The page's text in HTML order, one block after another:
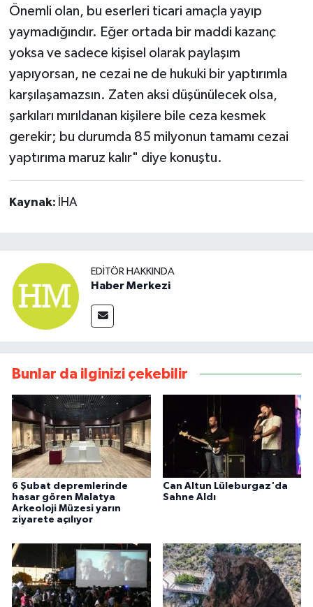
Önemli olan, bu eserleri ticari amaçla yayıp
yaymadığındır. Eğer ortada bir maddi kazanç
yoksa ve sadece kişisel olarak paylaşım
yapıyorsan, ne cezai ne de hukuki bir yaptırımla
karşılaşamazsın. Zaten aksi düşünülecek olsa,
şarkıları mırıldanan kişilere bile ceza kesmek
gerekir; bu durumda 85 milyonun tamamı cezai
yaptırıma maruz kalır" diye konuştu.
Kaynak: İHA
EDITÖR HAKKINDA
Haber Merkezi
Bunlar da ilginizi çekebilir
6 Şubat depremlerinde
hasar gören Malatya
Arkeoloji Müzesi yarın
ziyarete açılıyor
Can Altun Lüleburgaz'da
Sahne Aldı